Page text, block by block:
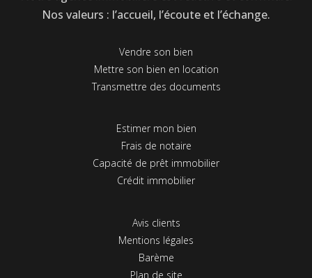
Nos valeurs : l’accueil, l’écoute et l’échange.
Vendre son bien
Mettre son bien en location
Transmettre des documents
Estimer mon bien
Frais de notaire
Capacité de prêt immobilier
Crédit immobilier
Avis clients
Mentions légales
Barème
Plan de site